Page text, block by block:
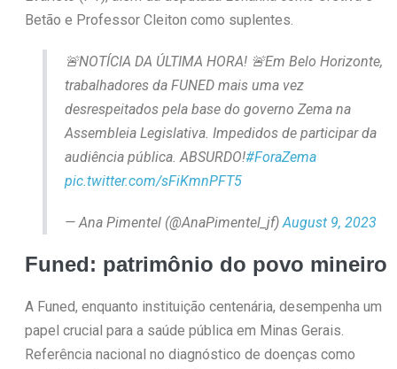
Betão e Professor Cleiton como suplentes.
🚨NOTÍCIA DA ÚLTIMA HORA! 🚨Em Belo Horizonte,
trabalhadores da FUNED mais uma vez
desrespeitados pela base do governo Zema na
Assembleia Legislativa. Impedidos de participar da
audiência pública. ABSURDO!#ForaZema
pic.twitter.com/sFiKmnPFT5
— Ana Pimentel (@AnaPimentel_jf)August 9, 2023
Funed: patrimônio do povo mineiro
A Funed, enquanto instituição centenária, desempenha um
papel crucial para a saúde pública em Minas Gerais.
Referência nacional no diagnóstico de doenças como